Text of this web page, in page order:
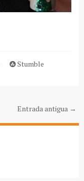
Stumble
Entrada antigua →